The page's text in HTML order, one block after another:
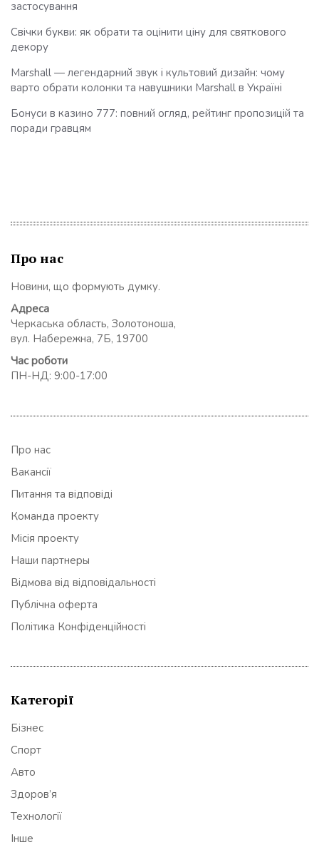
застосування
Свічки букви: як обрати та оцінити ціну для святкового
декору
Marshall — легендарний звук і культовий дизайн: чому
варто обрати колонки та навушники Marshall в Україні
Бонуси в казино 777: повний огляд, рейтинг пропозицій та
поради гравцям
Про нас
Новини, що формують думку.
Адреса
Черкаська область, Золотоноша,
вул. Набережна, 7Б, 19700
Час роботи
ПН-НД: 9:00-17:00
Про нас
Вакансії
Питання та відповіді
Команда проекту
Місія проекту
Наши партнеры
Відмова від відповідальності
Публічна оферта
Політика Конфіденційності
Категорії
Бізнес
Спорт
Авто
Здоров’я
Технології
Інше